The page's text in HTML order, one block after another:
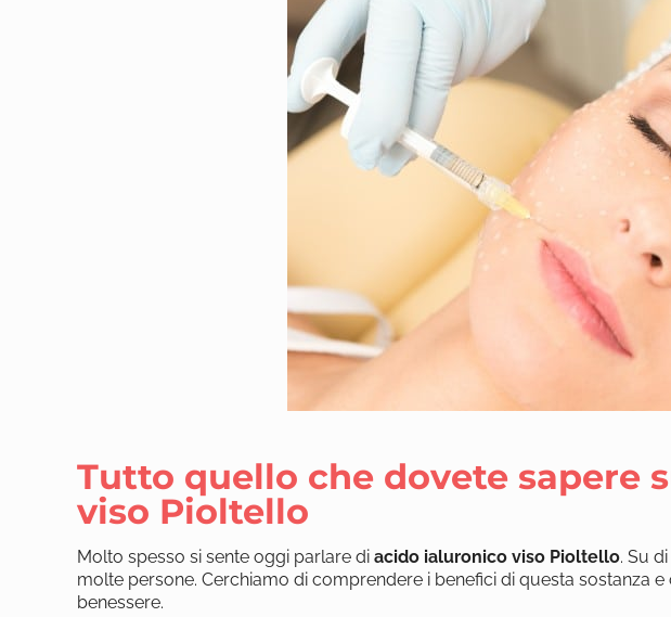
Tutto quello che dovete sapere
viso Pioltello
Molto spesso si sente oggi parlare diacido ialuronico viso Pioltello. Su
molte persone. Cerchiamo di comprendere i benefici di questa sostanza
benessere.